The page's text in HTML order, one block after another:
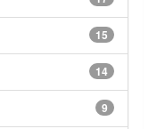
15
14
9